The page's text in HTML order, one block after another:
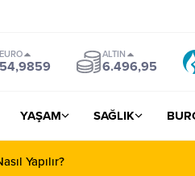
EURO
54,9859
ALTIN
6.496,95
YAŞAM SAĞLIK
Yapılır?